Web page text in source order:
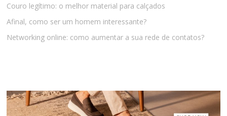
Couro legítimo: o melhor material para calçados
Afinal, como ser um homem interessante?
Networking online: como aumentar a sua rede de contatos?